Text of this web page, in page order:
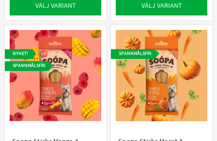
VÄLJ VARIANT VÄLJ VARIANT
NYHET!
SPANNMÅLSFRI
SPANNMÅLSFRI